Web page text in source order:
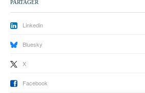
PARTAGER
Linkedin
Bluesky
X
Facebook